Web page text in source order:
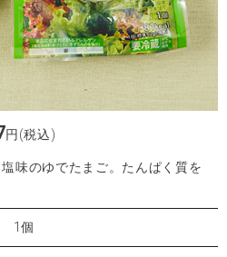
円(税込)
味のゆでたまご。たんぱく質を
1個